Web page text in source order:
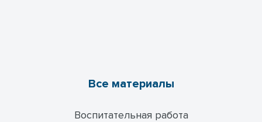
Все материалы
Воспитательная работа